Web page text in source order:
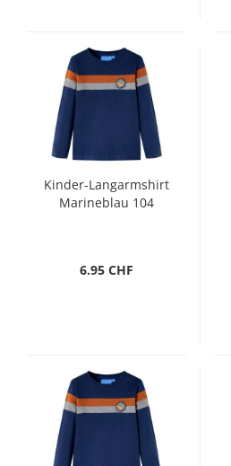
Kinder-Langarmshirt
Marineblau 104
6.95 CHF